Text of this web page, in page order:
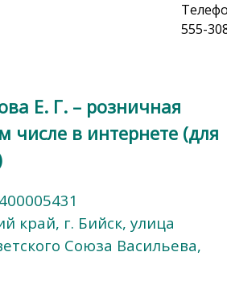
555-
Е. Г. – розничная
числе в интернете (для
край, г. Бийск, улица
Союза Васильева,